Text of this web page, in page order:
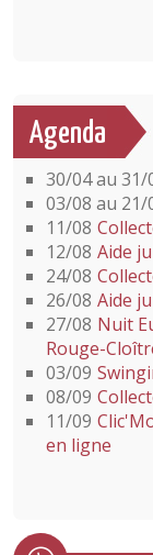
Agenda
30/04 au 31/
03/08 au 21/
11/08
12/08 Aide
24/08
26/08 Aide
27/08 Nuit
Rouge-
03/09
08/09
11/09
en ligne